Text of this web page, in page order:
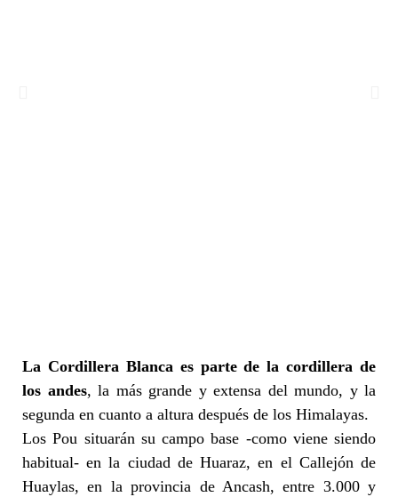
La Cordillera Blanca es parte de la cordillera de
los andes, la más grande y extensa del mundo, y la
segunda en cuanto a altura después de los Himalayas.
Los Pou situarán su campo base -como viene siendo
habitual- en la ciudad de Huaraz, en el Callejón de
Huaylas, en la provincia de Ancash, entre 3.000 y